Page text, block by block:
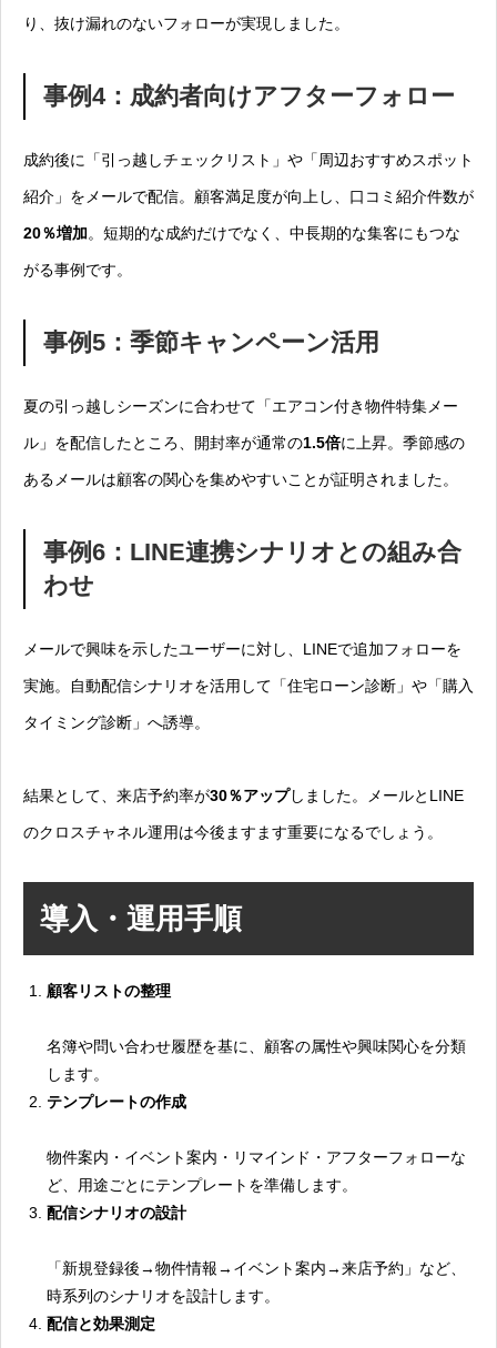
り、抜け漏れのないフォローが実現しました。
事例4：成約者向けアフターフォロー
成約後に「引っ越しチェックリスト」や「周辺おすすめスポット
紹介」をメールで配信。顧客満足度が向上し、口コミ紹介件数が
20％増加。短期的な成約だけでなく、中長期的な集客にもつな
がる事例です。
事例5：季節キャンペーン活用
夏の引っ越しシーズンに合わせて「エアコン付き物件特集メー
ル」を配信したところ、開封率が通常の1.5倍に上昇。季節感の
あるメールは顧客の関心を集めやすいことが証明されました。
事例6：LINE連携シナリオとの組み合
わせ
メールで興味を示したユーザーに対し、LINEで追加フォローを
実施。自動配信シナリオを活用して「住宅ローン診断」や「購入
タイミング診断」へ誘導。
結果として、来店予約率が30％アップしました。メールとLINE
のクロスチャネル運用は今後ますます重要になるでしょう。
導入・運用手順
顧客リストの整理
名簿や問い合わせ履歴を基に、顧客の属性や興味関心を分類
します。
テンプレートの作成
物件案内・イベント案内・リマインド・アフターフォローな
ど、用途ごとにテンプレートを準備します。
配信シナリオの設計
「新規登録後→物件情報→イベント案内→来店予約」など、
時系列のシナリオを設計します。
配信と効果測定